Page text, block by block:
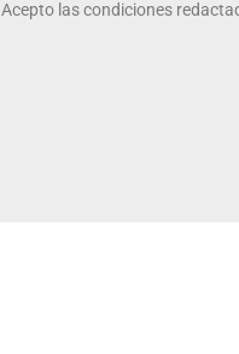
Acepto las condiciones